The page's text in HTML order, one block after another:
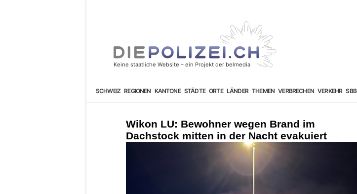
SCHWEIZ REGIONEN KANTONE STÄDTE ORTE LÄNDER THEMEN VERBRECHEN VERKEHR SBB
Wikon LU: Bewohner wegen Brand im
Dachstock mitten in der Nacht evakuiert